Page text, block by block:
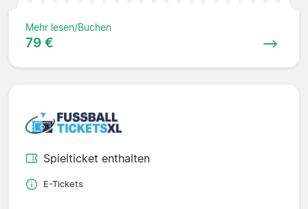
Mehr lesen/Buchen
79 €
Spielticket enthalten
E-Tickets